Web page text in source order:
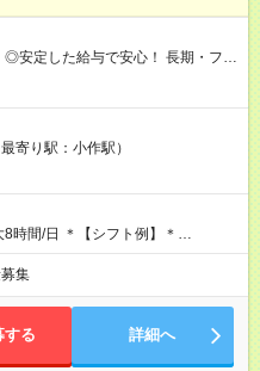
お越しいただきたいと思っていま
ないので、安定した給与が入りま
す。このあたりは柔軟に対応する
がありま
せん。 【試用期間】試
2ヶ月 雇用形態、給与は本採用時
寄り駅：小作駅）
時間/日 ＊【シフト例】＊
20:00 (3) 12:00～21:00 など ◎
間です。中抜けシフトなどはあり
ますのでおっしゃってください！
集
する 詳細へ